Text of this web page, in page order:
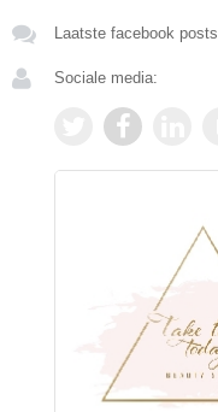
Laatste facebook posts
Sociale media: